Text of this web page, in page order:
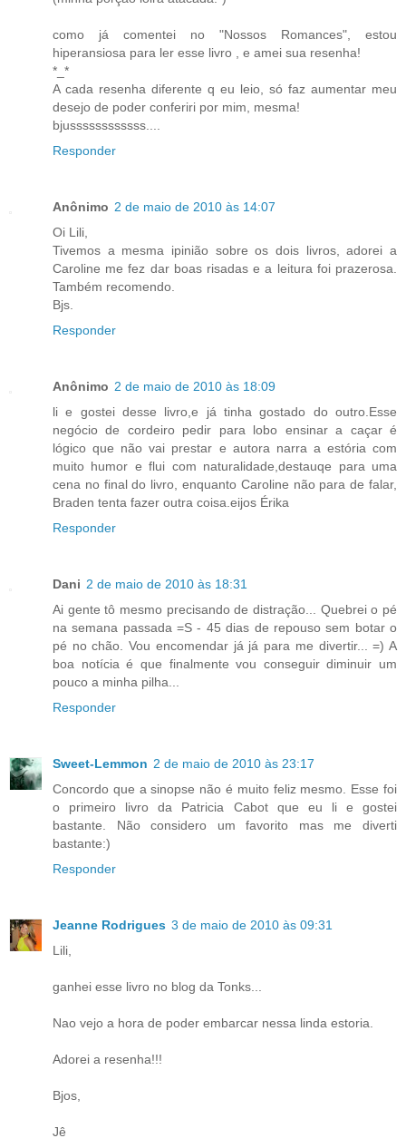
como já comentei no "Nossos Romances", estou
hiperansiosa para ler esse livro , e amei sua resenha!
*_*
A cada resenha diferente q eu leio, só faz aumentar meu
desejo de poder conferiri por mim, mesma!
bjussssssssssss....
Responder
Anônimo 2 de maio de 2010 às 14:07
Oi Lili,
Tivemos a mesma ipinião sobre os dois livros, adorei a
Caroline me fez dar boas risadas e a leitura foi prazerosa.
Também recomendo.
Bjs.
Responder
Anônimo 2 de maio de 2010 às 18:09
li e gostei desse livro,e já tinha gostado do outro.Esse
negócio de cordeiro pedir para lobo ensinar a caçar é
lógico que não vai prestar e autora narra a estória com
muito humor e flui com naturalidade,destauqe para uma
cena no final do livro, enquanto Caroline não para de falar,
Braden tenta fazer outra coisa.eijos Érika
Responder
Dani 2 de maio de 2010 às 18:31
Ai gente tô mesmo precisando de distração... Quebrei o pé
na semana passada =S - 45 dias de repouso sem botar o
pé no chão. Vou encomendar já já para me divertir... =) A
boa notícia é que finalmente vou conseguir diminuir um
pouco a minha pilha...
Responder
Sweet-Lemmon 2 de maio de 2010 às 23:17
Concordo que a sinopse não é muito feliz mesmo. Esse foi
o primeiro livro da Patricia Cabot que eu li e gostei
bastante. Não considero um favorito mas me diverti
bastante:)
Responder
Jeanne Rodrigues 3 de maio de 2010 às 09:31
Lili,
ganhei esse livro no blog da Tonks...
Nao vejo a hora de poder embarcar nessa linda estoria.
Adorei a resenha!!!
Bjos,
Jê